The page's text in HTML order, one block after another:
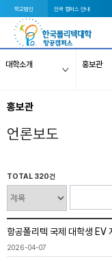
학교법인 전국 캠퍼스 안내
대학소개 홍보관
홍보관
언론보도
TOTAL 320건
항공폴리텍 국제 대학생 EV
2026-04-07